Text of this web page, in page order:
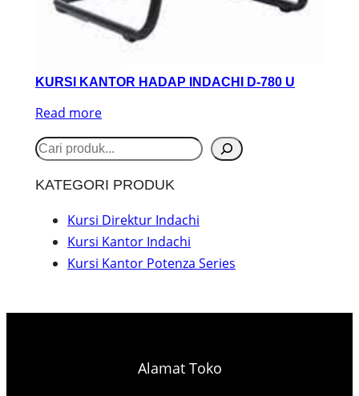
KURSI KANTOR HADAP INDACHI D-780 U
Read more
S
a
KATEGORI PRODUK
Kursi Direktur Indachi
Kursi Kantor Indachi
Kursi Kantor Potenza Series
Alamat Toko